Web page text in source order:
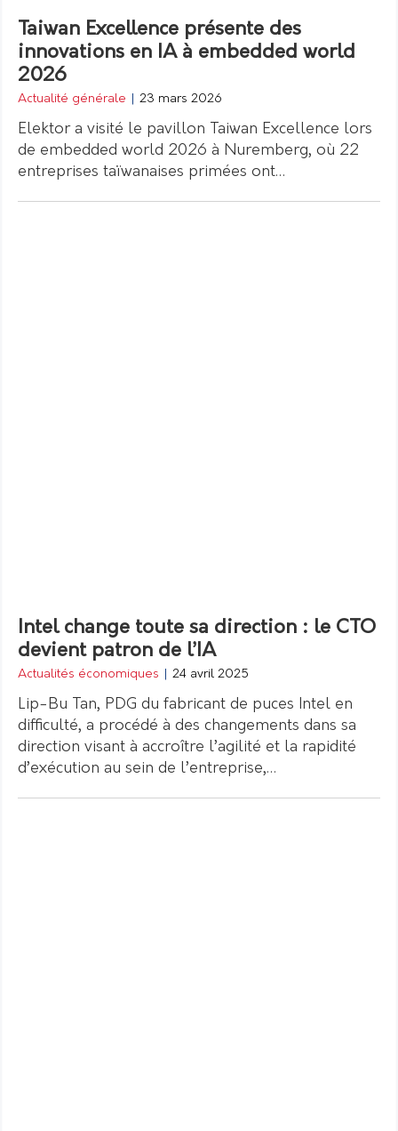
Taiwan Excellence présente des
innovations en IA à embedded world
2026
Actualité générale 23 mars 2026
Elektor a visité le pavillon Taiwan Excellence lors
de embedded world 2026 à Nuremberg, où 22
entreprises taïwanaises primées ont…
Intel change toute sa direction : le CTO
devient patron de l’IA
Actualités économiques 24 avril 2025
Lip-Bu Tan, PDG du fabricant de puces Intel en
difficulté, a procédé à des changements dans sa
direction visant à accroître l’agilité et la rapidité
d’exécution au sein de l’entreprise,…